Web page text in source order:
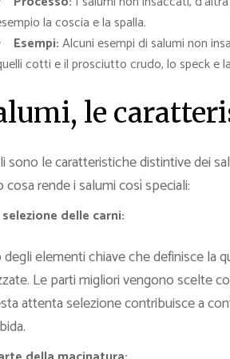
la coscia e la spalla.
Esempi:Alcuni esempi di salumi non
cotti e il prosciutto crudo, lo speck e
le
sono le caratteristiche distintive dei
cosa rende i salumi così speciali:
selezione delle carni:
elementi chiave che definisce la
Le parti migliori vengono scelte
attenta selezione contribuisce a